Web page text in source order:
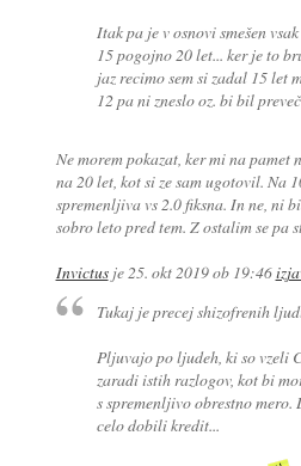
Itak pa je v osnovi smešen
15 pogojno 20 let... ker je to
jaz recimo sem si zadal 15 let
12 pa ni zneslo oz. bi bil
Ne morem pokazat, ker mi na
na 20 let, kot si ze sam ugotovil. Na
spremenljiva vs 2.0 fiksna. In ne, ni
sobro leto pred tem. Z ostalim se pa
Invictusje25. okt 2019 ob 19:46
Tukaj je precej shizofrenih
Pljuvajo po ljudeh, ki so vzeli
zaradi istih razlogov, kot bi
s spremenljivo obrestno
celo dobili kredit...